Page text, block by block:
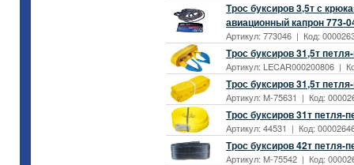
Трос буксиров 3,5т с
авиационный капрон 773-
Артикул: 773046 | Код:
Трос буксиров 31,5т
Артикул: LECAR000200806 |
Трос буксиров 31,5т
Артикул: M-75631 | Код:
Трос буксиров 31т петля-
Артикул: 44531 | Код:
Трос буксиров 42т петля-
Артикул: M-75542 | Код: